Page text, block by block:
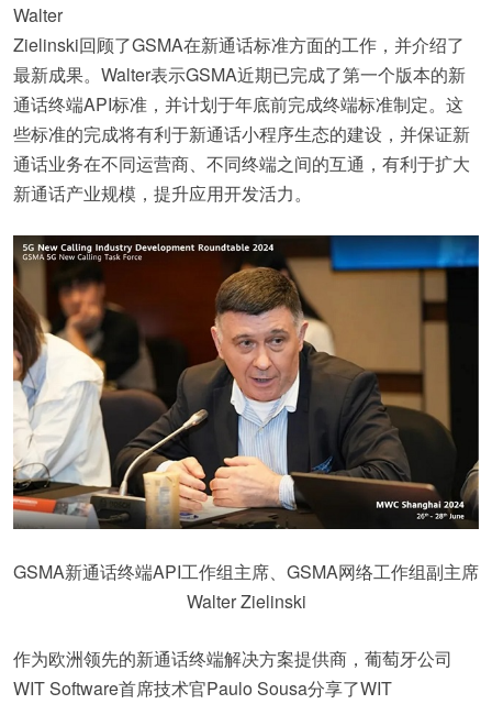
Walter
Zielinski回顾了GSMA在新通话标准方面的工作，并介绍了
最新成果。Walter表示GSMA近期已完成了第一个版本的新
通话终端API标准，并计划于年底前完成终端标准制定。这
些标准的完成将有利于新通话小程序生态的建设，并保证新
通话业务在不同运营商、不同终端之间的互通，有利于扩大
新通话产业规模，提升应用开发活力。
GSMA新通话终端API工作组主席、GSMA网络工作组副主席
Walter Zielinski
作为欧洲领先的新通话终端解决方案提供商，葡萄牙公司
WIT Software首席技术官Paulo Sousa分享了WIT